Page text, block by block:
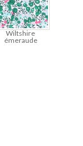
Wiltshire
émeraude